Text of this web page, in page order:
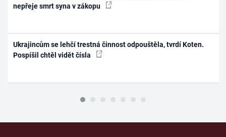
nepřeje smrt syna v zákopu
Ukrajincům se lehčí trestná činnost odpouštěla, tvrdí Koten.
Pospíšil chtěl vidět čísla